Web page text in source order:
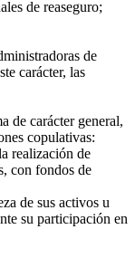
de reaseguro;
de
carácter, las
de carácter general,
copulativas:
realización de
con fondos de
de sus activos u
su participación en